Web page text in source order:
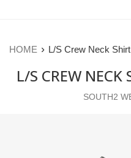
HOME › L/S Crew Neck
L/S CREW
SOUTH2